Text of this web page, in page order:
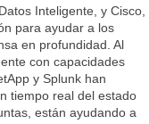
Inteligente, y Cisco,
para ayudar a los
en profundidad. Al
con capacidades
y Splunk han
tiempo real del estado
están ayudando a